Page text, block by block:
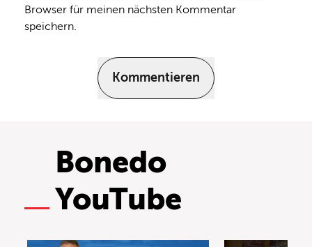
Browser für meinen nächsten Kommentar
speichern.
Kommentieren
Bonedo
YouTube